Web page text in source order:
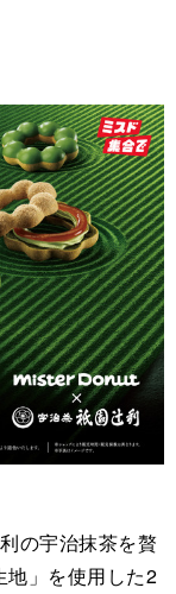
の宇治抹茶を贅
地」を使用した2